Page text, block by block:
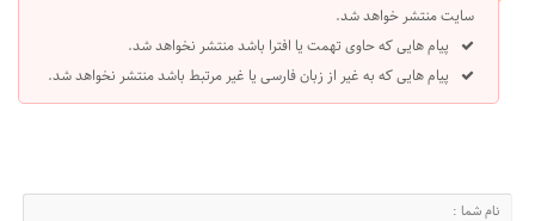
سایت منتشر خواهد شد.
پیام هایی که حاوی تهمت یا افترا باشد منتشر نخواهد شد.
پیام هایی که به غیر از زبان فارسی یا غیر مرتبط باشد منتشر نخواهد شد.